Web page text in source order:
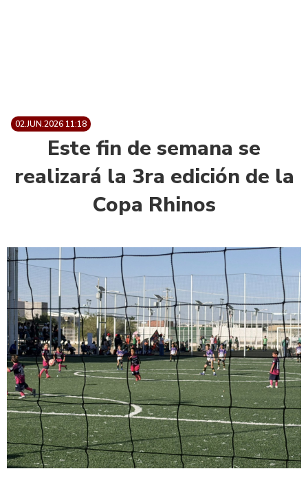
02.JUN.2026 11:18
Este fin de semana se
realizará la 3ra edición de la
Copa Rhinos